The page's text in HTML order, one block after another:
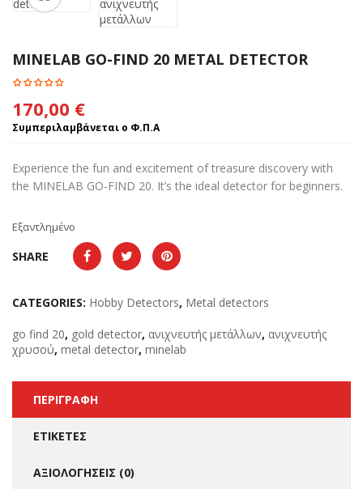
MINELAB GO-FIND 20 METAL DETECTOR
170,00 €
Συμπεριλαμβάνεται ο Φ.Π.Α
Experience the fun and excitement of treasure discovery with
the MINELAB GO-FIND 20. It’s the ideal detector for beginners.
Εξαντλημένο
SHARE
CATEGORIES: Hobby Detectors, Metal detectors
go find 20, gold detector, ανιχνευτής μετάλλων, ανιχνευτής
χρυσού, metal detector, minelab
ΠΕΡΙΓΡΑΦΉ
ΕΤΙΚΈΤΕΣ
ΑΞΙΟΛΟΓΉΣΕΙΣ (0)